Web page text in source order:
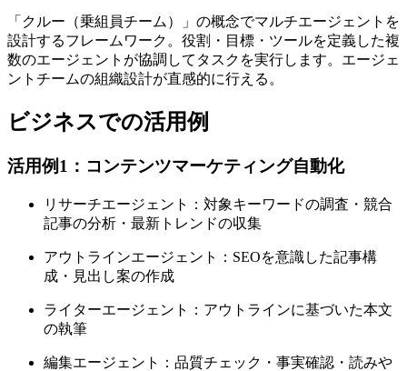
「クルー（乗組員チーム）」の概念でマルチエージェントを
設計するフレームワーク。役割・目標・ツールを定義した複
数のエージェントが協調してタスクを実行します。エージェ
ントチームの組織設計が直感的に行える。
ビジネスでの活用例
活用例1：コンテンツマーケティング自動化
リサーチエージェント：対象キーワードの調査・競合
記事の分析・最新トレンドの収集
アウトラインエージェント：SEOを意識した記事構
成・見出し案の作成
ライターエージェント：アウトラインに基づいた本文
の執筆
編集エージェント：品質チェック・事実確認・読みや